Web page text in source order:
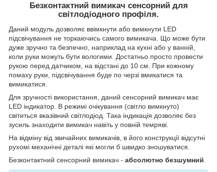
Безконтактний вимикач сенсорний для
світлодіодного профіля.
Даний модуль дозволяє ввімкнути або вимкнути LED
підсвічування не торкаючись самого вимикача. Що може бути
дуже зручно та безпечно, наприклад на кухні або у ванній,
коли руки можуть бути вологими. Достатньо просто провести
рукою перед датчиком, на відстані до 10 см. При кожному
помаху руки, підсвічування буде по черзі вмикатися та
вимикатися.
Для зручності використання, даний сенсорний вимикач має
LED індикатор. В режимі очікування (світло вимкнуто)
світиться вказівний світлодіод. Така індикація дозволяє без
зусиль знаходити вимикач навіть у повній темряві.
На відміну від звичайних вимикачів, в його конструкції відсутні
рухомі механічні деталі які могли б швидко зношуватися.
Безконтактний сенсорний вимикач - абсолютно безшумний